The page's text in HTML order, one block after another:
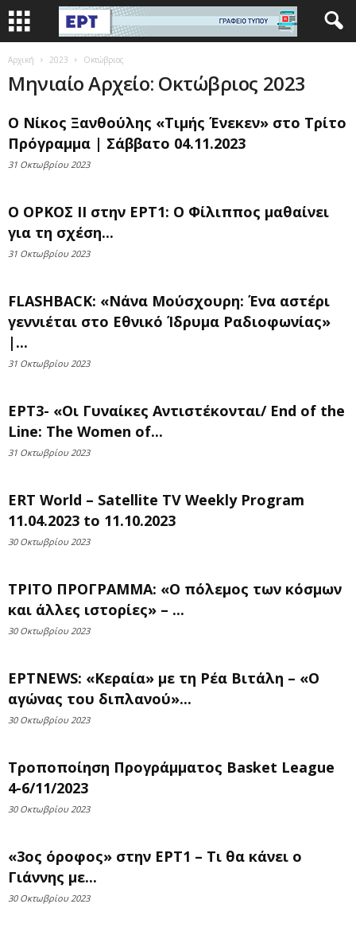
Αρχική 2023 Οκτώβριος
Μηνιαίο Αρχείο: Οκτώβριος 2023
Ο Νίκος Ξανθούλης «Τιμής Ένεκεν» στο Τρίτο
Πρόγραμμα | Σάββατο 04.11.2023
31 Οκτωβρίου 2023
Ο ΟΡΚΟΣ ΙΙ στην ΕΡΤ1: Ο Φίλιππος μαθαίνει
για τη σχέση...
31 Οκτωβρίου 2023
FLASHBACK: «Νάνα Μούσχουρη: Ένα αστέρι
γεννιέται στο Εθνικό Ίδρυμα Ραδιοφωνίας»
|...
31 Οκτωβρίου 2023
ΕΡΤ3- «Οι Γυναίκες Αντιστέκονται/ End of the
Line: The Women of...
31 Οκτωβρίου 2023
ERT World – Satellite TV Weekly Program
11.04.2023 to 11.10.2023
30 Οκτωβρίου 2023
ΤΡΙΤΟ ΠΡΟΓΡΑΜΜΑ: «Ο πόλεμος των κόσμων
και άλλες ιστορίες» – ...
30 Οκτωβρίου 2023
ΕΡΤNEWS: «Κεραία» με τη Ρέα Βιτάλη – «Ο
αγώνας του διπλανού»...
30 Οκτωβρίου 2023
Τροποποίηση Προγράμματος Basket League
4-6/11/2023
30 Οκτωβρίου 2023
«3ος όροφος» στην ΕΡΤ1 – Τι θα κάνει ο
Γιάννης με...
30 Οκτωβρίου 2023